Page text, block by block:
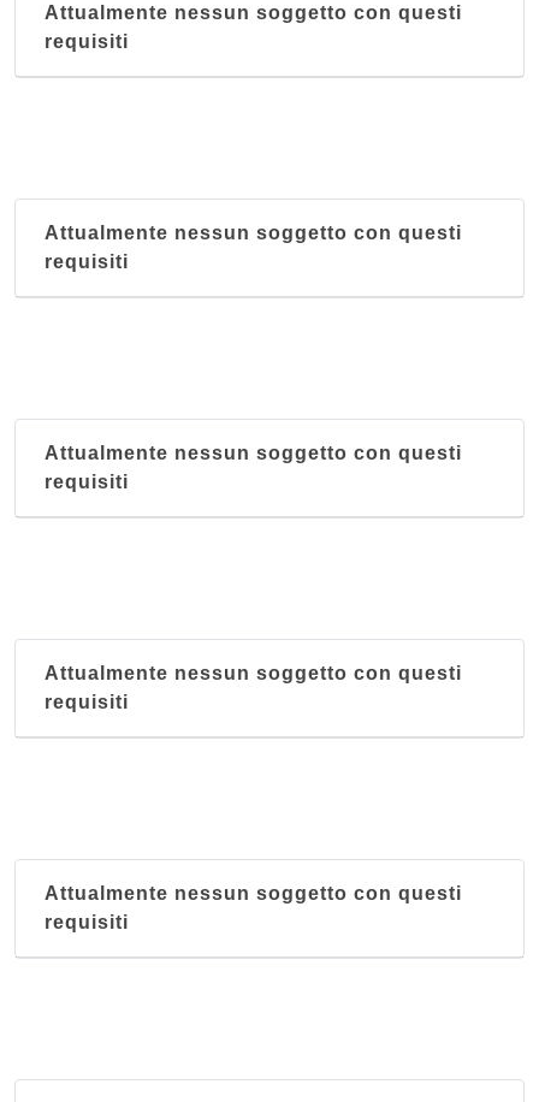
Attualmente nessun soggetto con questi
requisiti
Attualmente nessun soggetto con questi
requisiti
Attualmente nessun soggetto con questi
requisiti
Attualmente nessun soggetto con questi
requisiti
Attualmente nessun soggetto con questi
requisiti